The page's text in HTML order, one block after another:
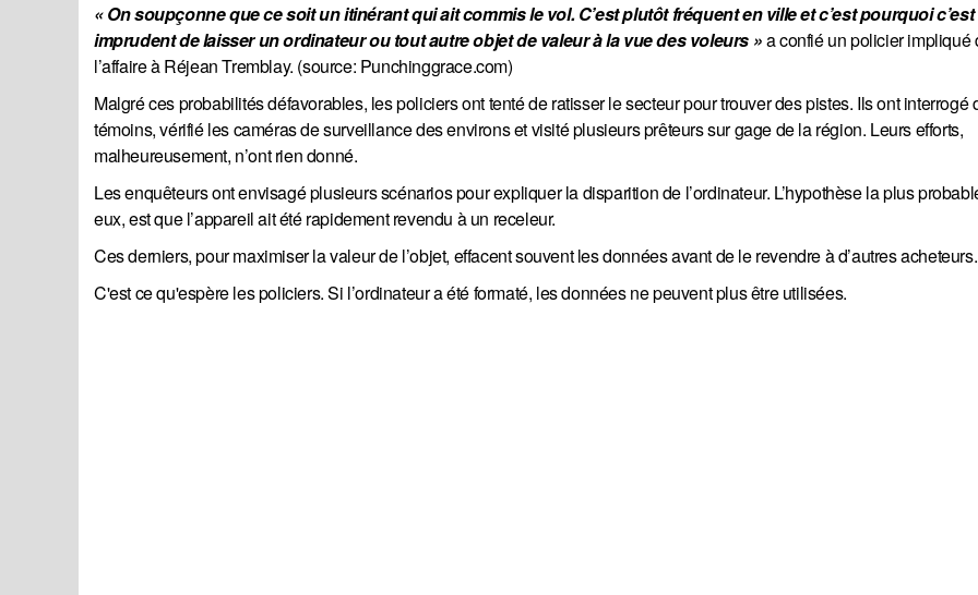
« On soupçonne que ce soit un itinérant qui ait commis le vol. C’est plutôt fréquent en ville et c’est pourquoi
imprudent de laisser un ordinateur ou tout autre objet de valeur à la vue des voleurs »a confié un policier impliqué
l’affaire à Réjean Tremblay. (source: Punchinggrace.com)
Malgré ces probabilités défavorables, les policiers ont tenté de ratisser le secteur pour trouver des pistes. Ils ont interrogé
témoins, vérifié les caméras de surveillance des environs et visité plusieurs prêteurs sur gage de la région. Leurs efforts,
malheureusement, n’ont rien donné.
Les enquêteurs ont envisagé plusieurs scénarios pour expliquer la disparition de l’ordinateur. L’hypothèse la plus
eux, est que l’appareil ait été rapidement revendu à un receleur.
Ces derniers, pour maximiser la valeur de l’objet, effacent souvent les données avant de le revendre à d’autres acheteurs.
C'est ce qu'espère les policiers. Si l’ordinateur a été formaté, les données ne peuvent plus être utilisées.